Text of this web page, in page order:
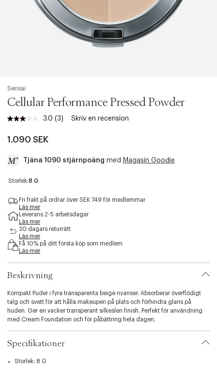
Sensai
Cellular Performance Pressed Powder
3.0 Läs
samma
(3) Skriv en recension
1.090 SEK
Tjäna 1090 stjärnpoäng med Magasin Goodie
a
c
s
b
i
t
.
v
a
r
i
a
t
Storlek:8 G
Fri frakt på ordrar över SEK 749 för medlemmar
Läs mer
Leverans 2-5 arbetsdagar
Läs mer
30 dagars returrätt
Läs mer
Få 10% på ditt första köp som medlem
Läs mer
Beskrivning
Kompakt Puder i fyra transparenta beige nyanser. Absorberar överflödigt
talg och svett för att hålla makeupen på plats och förhindra glans på
huden. Ger en vacker transperant silkeslen finish. Perfekt för användning
med Cream Foundation och för påbättring hela dagen.
Specifikationer
Storlek: 8 G